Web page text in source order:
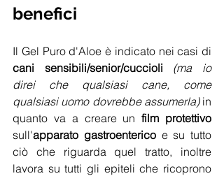
benefici
cani sensibili/senior/cuccioli
(ma io
direi che qualsiasi cane, come
qualsiasi uomo dovrebbe assumerla) in
quanto va a creare un film protettivo
sull'apparato gastroenterico e su tutto
ciò che riguarda quel tratto, inoltre
lavora su tutti gli epiteli che ricoprono